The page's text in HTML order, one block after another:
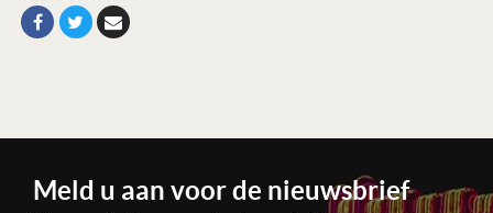
Meld u aan voor de nieuwsbrief